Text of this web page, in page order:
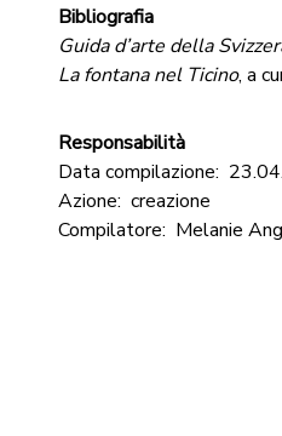
Bibliografia
Guida d’arte della
La fontana nel Ticino, a
Responsabilità
Data compilazione:
Azione: creazione
Compilatore: Melanie